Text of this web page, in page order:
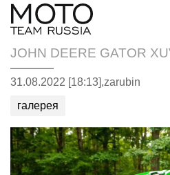
JOHN DEERE GATOR
31.08.2022 [18:13],zarubin
галерея